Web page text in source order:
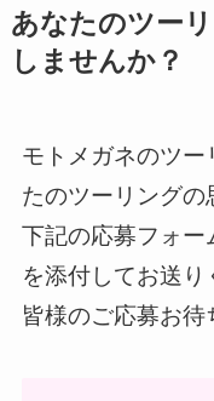
あなたのツー
しませんか？
モトメガネのツ
たのツーリングの
下記の応募フォ
を添付してお送り
皆様のご応募お待